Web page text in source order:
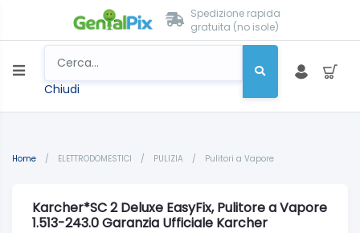
Spedizione rapida
gratuita (no isole)
Chiudi
Home / ELETTRODOMESTICI / PULIZIA / Pulitori a Vapore
Karcher*SC 2 Deluxe EasyFix, Pulitore a Vapore
1.513-243.0 Garanzia Ufficiale Karcher